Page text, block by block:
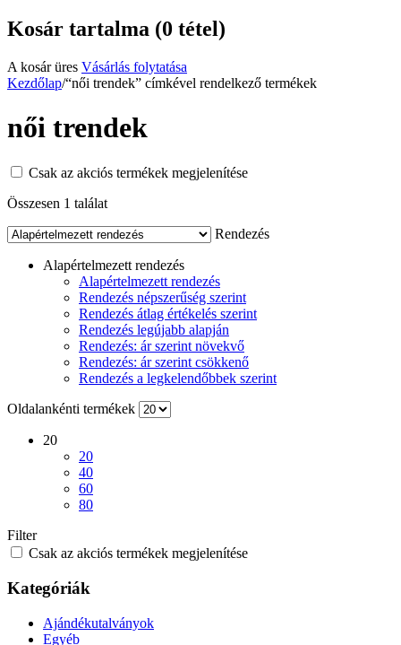
Kosár tartalma (0 tétel)
A kosár üres Vásárlás folytatása
Kezdőlap/“női trendek” címkével rendelkező termékek
női trendek
Csak az akciós termékek megjelenítése
Összesen 1 találat
Rendezés
Alapértelmezett rendezés
Alapértelmezett rendezés
Rendezés népszerűség szerint
Rendezés átlag értékelés szerint
Rendezés legújabb alapján
Rendezés: ár szerint növekvő
Rendezés: ár szerint csökkenő
Rendezés a legkelendőbbek szerint
Oldalankénti termékek
20
20
40
60
80
Filter
Csak az akciós termékek megjelenítése
Kategóriák
Ajándékutalványok
Egyéb